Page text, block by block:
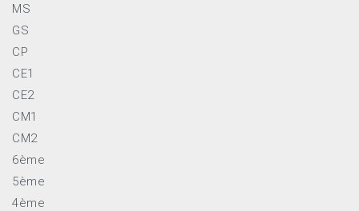
MS
GS
CP
CE1
CE2
CM1
CM2
6ème
5ème
4ème